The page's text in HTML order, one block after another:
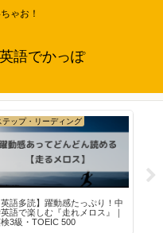
ゃお！
語でかっぽ
テップ・リーディング
英語多読】躍動感たっぷり！中
語で楽しむ『走れメロス』｜
3級・TOEIC 500